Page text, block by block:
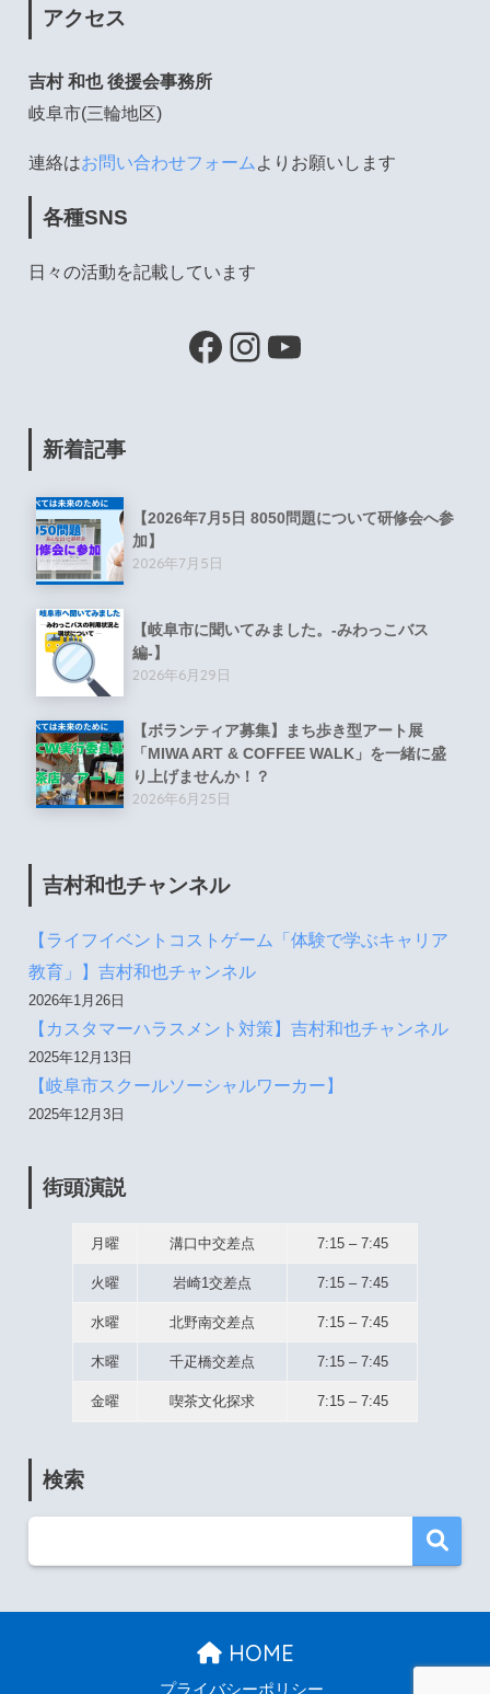
アクセス
吉村 和也 後援会事務所
岐阜市(三輪地区)
連絡はお問い合わせフォーム よりお願いします
各種SNS
日々の活動を記載しています
新着記事
【2026年7月5日 8050問題について研修会へ参
加】
2026年7月5日
【岐阜市に聞いてみました。-みわっこバス
編-】
2026年6月29日
【ボランティア募集】まち歩き型アート展
「MIWA ART & COFFEE WALK」を一緒に盛
り上げませんか！？
2026年6月25日
吉村和也チャンネル
【ライフイベントコストゲーム「体験で学ぶキャリア
教育」】吉村和也チャンネル
2026年1月26日
【カスタマーハラスメント対策】吉村和也チャンネル
2025年12月13日
【岐阜市スクールソーシャルワーカー】
2025年12月3日
街頭演説
月曜 溝口中交差点 7:15 – 7:45
火曜 岩崎1交差点 7:15 – 7:45
水曜 北野南交差点 7:15 – 7:45
木曜 千疋橋交差点 7:15 – 7:45
金曜 喫茶文化探求 7:15 – 7:45
検索
HOME
プライバシーポリシー